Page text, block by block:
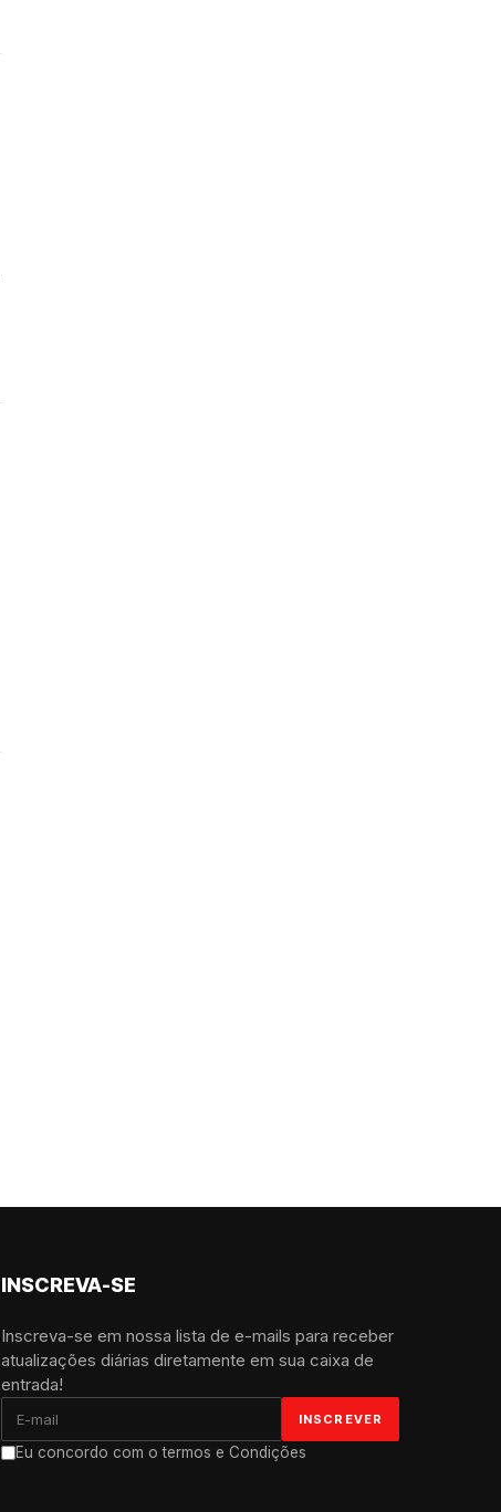
INSCREVA-SE
Inscreva-se em nossa lista de e-mails para receber
atualizações diárias diretamente em sua caixa de
entrada!
Eu concordo com o termos e Condições